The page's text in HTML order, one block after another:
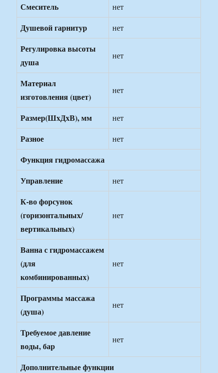
Смеситель нет
Душевой гарнитур нет
Регулировка высоты
душа
нет
Материал
изготовления (цвет)
нет
Размер(ШxДxВ), мм нет
Разное нет
Функция гидромассажа
Управление
нет
К-во форсунок
(горизонтальных/
вертикальных)
нет
Ванна с гидромассажем
(для
комбинированных)
нет
Программы массажа
(душа)
нет
Требуемое давление
воды, бар
нет
Дополнительные функции